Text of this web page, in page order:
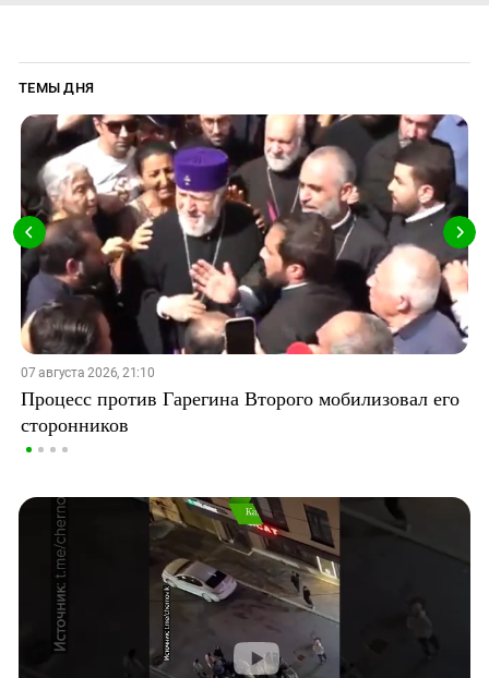
ТЕМЫ ДНЯ
07 августа 2026, 21:10
Процесс против Гарегина Второго мобилизовал его
сторонников